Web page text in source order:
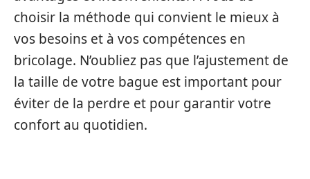
choisir la méthode qui convient le mieux à
vos besoins et à vos compétences en
bricolage. N’oubliez pas que l’ajustement de
la taille de votre bague est important pour
éviter de la perdre et pour garantir votre
confort au quotidien.